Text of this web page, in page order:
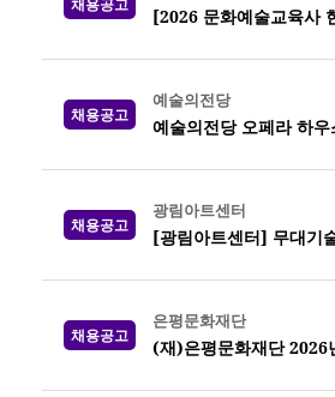
[2026 문화예술교육사
채용공고
예술의전당
예술의전당 오페라 하
채용공고
광림아트센터
[광림아트센터] 무대기
채용공고
은평문화재단
(재)은평문화재단 2026